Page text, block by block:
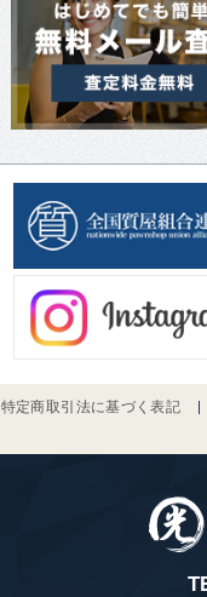
特定商取引法に基づく表記